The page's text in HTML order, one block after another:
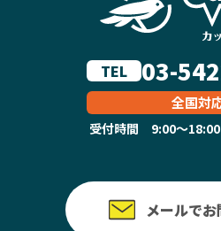
TEL 03-
全国対
受付時間 9:00～18:00
メールで